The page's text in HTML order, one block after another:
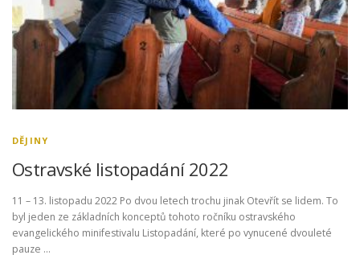
DĚJINY
Ostravské listopadání 2022
11 – 13. listopadu 2022 Po dvou letech trochu jinak Otevřít se lidem. To
byl jeden ze základních konceptů tohoto ročníku ostravského
evangelického minifestivalu Listopadání, které po vynucené dvouleté
pauze …